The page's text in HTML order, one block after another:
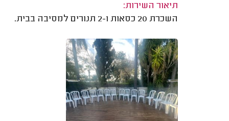
תיאור השירות:
השכרת 20 כסאות ו-2 תנורים למסיבה בבית.